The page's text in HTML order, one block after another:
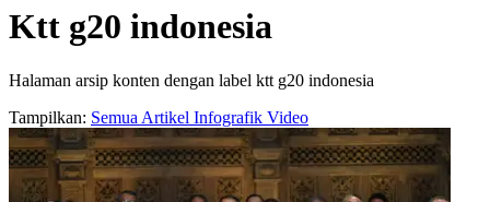
Ktt g20 indonesia
Halaman arsip konten dengan label ktt g20 indonesia
Tampilkan: Semua Artikel Infografik Video